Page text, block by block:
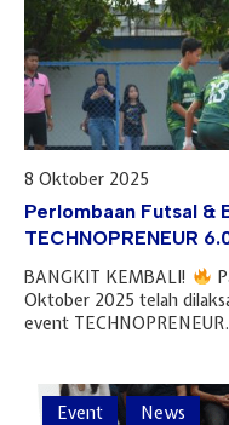
8 Oktober 2025
Perlombaan Futsal &
TECHNOPRENEUR
BANGKIT KEMBALI!
Oktober 2025 telah
event
Event News